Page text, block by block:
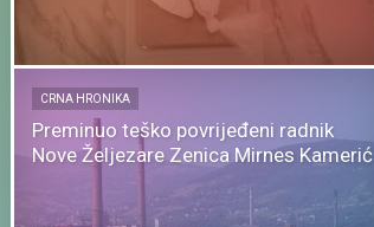
CRNA HRONIKA
Preminuo teško povrijeđeni radnik
Nove Željezare Zenica Mirnes Kamerić